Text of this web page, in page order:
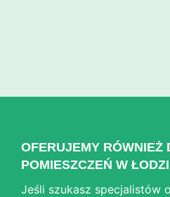
OFERUJEMY RÓWNIEŻ
POMIESZCZEŃ W ŁODZI
Jeśli szukasz specjalistów